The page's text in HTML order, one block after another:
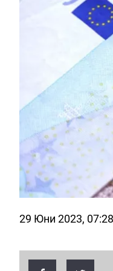
29 Юни 2023, 07:28